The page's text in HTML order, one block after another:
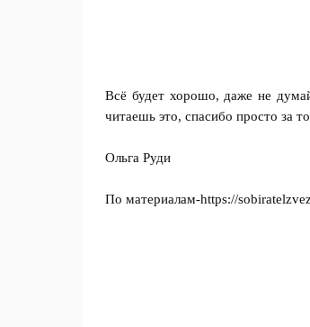
Всё будет хорошо, даже не
читаешь это, спасибо просто за
Ольга Руди
По материалам-https://